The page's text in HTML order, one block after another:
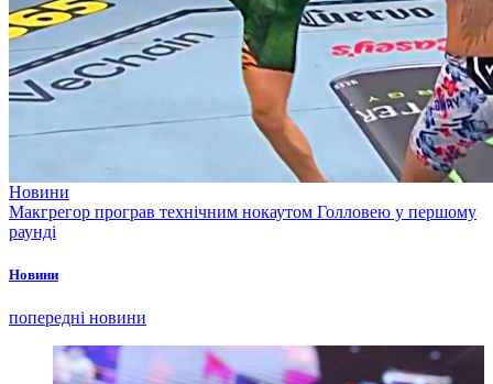
Новини
Макгрегор програв технічним нокаутом Голловею у першому
раунді
Новини
попередні новини